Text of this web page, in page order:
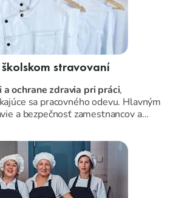
stravovaní
ochrane zdravia pri práci,
sa pracovného odevu. Hlavným
a bezpečnosť zamestnancov a